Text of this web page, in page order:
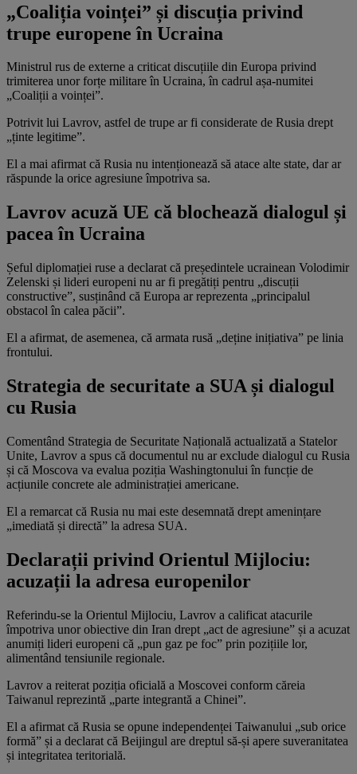
„Coaliția voinței” și discuția privind
trupe europene în Ucraina
Ministrul rus de externe a criticat discuțiile din Europa privind
trimiterea unor forțe militare în Ucraina, în cadrul așa-numitei
„Coaliții a voinței”.
Potrivit lui Lavrov, astfel de trupe ar fi considerate de Rusia drept
„ținte legitime”.
El a mai afirmat că Rusia nu intenționează să atace alte state, dar ar
răspunde la orice agresiune împotriva sa.
Lavrov acuză UE că blochează dialogul și
pacea în Ucraina
Șeful diplomației ruse a declarat că președintele ucrainean Volodimir
Zelenski și lideri europeni nu ar fi pregătiți pentru „discuții
constructive”, susținând că Europa ar reprezenta „principalul
obstacol în calea păcii”.
El a afirmat, de asemenea, că armata rusă „deține inițiativa” pe linia
frontului.
Strategia de securitate a SUA și dialogul
cu Rusia
Comentând Strategia de Securitate Națională actualizată a Statelor
Unite, Lavrov a spus că documentul nu ar exclude dialogul cu Rusia
și că Moscova va evalua poziția Washingtonului în funcție de
acțiunile concrete ale administrației americane.
El a remarcat că Rusia nu mai este desemnată drept amenințare
„imediată și directă” la adresa SUA.
Declarații privind Orientul Mijlociu:
acuzații la adresa europenilor
Referindu-se la Orientul Mijlociu, Lavrov a calificat atacurile
împotriva unor obiective din Iran drept „act de agresiune” și a acuzat
anumiți lideri europeni că „pun gaz pe foc” prin pozițiile lor,
alimentând tensiunile regionale.
Lavrov a reiterat poziția oficială a Moscovei conform căreia
Taiwanul reprezintă „parte integrantă a Chinei”.
El a afirmat că Rusia se opune independenței Taiwanului „sub orice
formă” și a declarat că Beijingul are dreptul să-și apere suveranitatea
și integritatea teritorială.